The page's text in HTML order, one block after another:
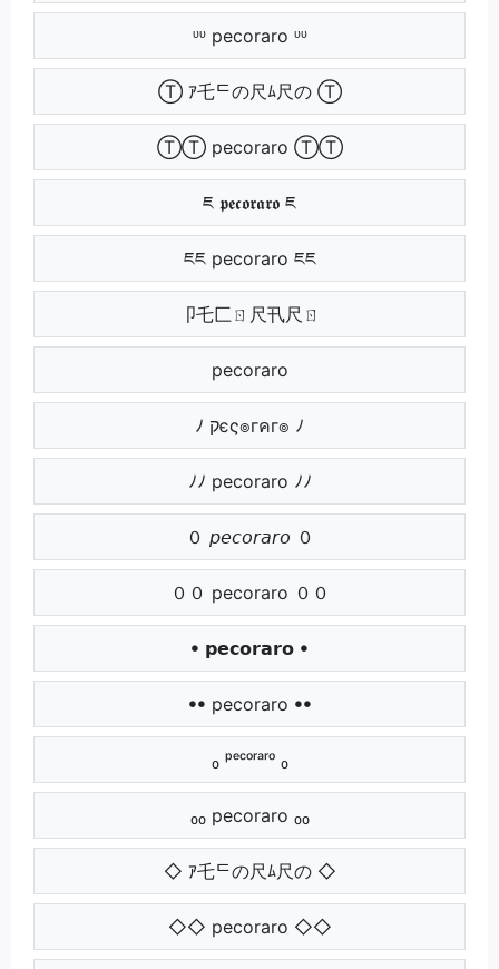
ᶹᶹ pecoraro ᶹᶹ
Ⓣ ｱ乇ᄃの尺ﾑ尺の Ⓣ
ⓉⓉ pecoraro ⓉⓉ
ཇ 𝖕𝖊𝖈𝖔𝖗𝖆𝖗𝖔 ཇ
ཇཇ pecoraro ཇཇ
卩乇匚ㄖ尺卂尺ㄖ
pecoraro
ﾉ קєς๏гคг๏ ﾉ
ﾉﾉ pecoraro ﾉﾉ
０ 𝘱𝘦𝘤𝘰𝘳𝘢𝘳𝘰 ０
００ pecoraro ００
ꔷ 𝗽𝗲𝗰𝗼𝗿𝗮𝗿𝗼 ꔷ
ꔷꔷ pecoraro ꔷꔷ
₀ ᵖᵉᶜᵒʳᵃʳᵒ ₀
₀₀ pecoraro ₀₀
◇ ｱ乇ᄃの尺ﾑ尺の ◇
◇◇ pecoraro ◇◇